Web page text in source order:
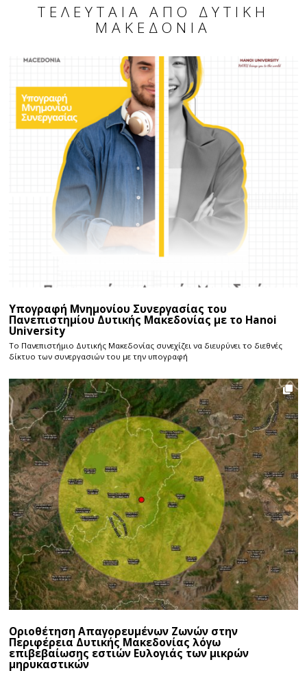
ΤΕΛΕΥΤΑΊΑ ΑΠΌ ΔΥΤΙΚΉ
ΜΑΚΕΔΟΝΊΑ
Υπογραφή Μνημονίου Συνεργασίας του
Πανεπιστημίου Δυτικής Μακεδονίας με το Hanoi
University
Το Πανεπιστήμιο Δυτικής Μακεδονίας συνεχίζει να διευρύνει το διεθνές
δίκτυο των συνεργασιών του με την υπογραφή
Οριοθέτηση Απαγορευμένων Ζωνών στην
Περιφέρεια Δυτικής Μακεδονίας λόγω
επιβεβαίωσης εστιών Ευλογιάς των μικρών
μηρυκαστικών